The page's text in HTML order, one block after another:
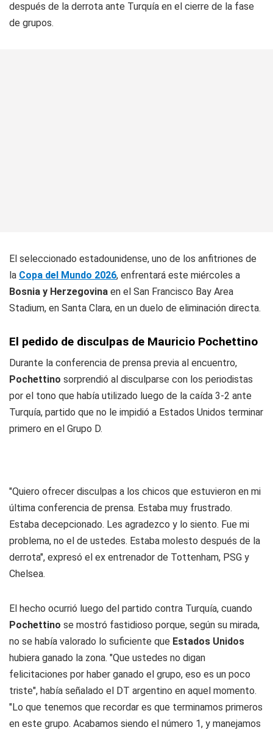
después de la derrota ante Turquía en el cierre de la fase
de grupos.
El seleccionado estadounidense, uno de los anfitriones de
la Copa del Mundo 2026, enfrentará este miércoles a
Bosnia y Herzegovina en el San Francisco Bay Area
Stadium, en Santa Clara, en un duelo de eliminación directa.
El pedido de disculpas de Mauricio Pochettino
Durante la conferencia de prensa previa al encuentro,
Pochettino sorprendió al disculparse con los periodistas
por el tono que había utilizado luego de la caída 3-2 ante
Turquía, partido que no le impidió a Estados Unidos terminar
primero en el Grupo D.
"Quiero ofrecer disculpas a los chicos que estuvieron en mi
última conferencia de prensa. Estaba muy frustrado.
Estaba decepcionado. Les agradezco y lo siento. Fue mi
problema, no el de ustedes. Estaba molesto después de la
derrota", expresó el ex entrenador de Tottenham, PSG y
Chelsea.
El hecho ocurrió luego del partido contra Turquía, cuando
Pochettino se mostró fastidioso porque, según su mirada,
no se había valorado lo suficiente que Estados Unidos
hubiera ganado la zona. "Que ustedes no digan
felicitaciones por haber ganado el grupo, eso es un poco
triste", había señalado el DT argentino en aquel momento.
"Lo que tenemos que recordar es que terminamos primeros
en este grupo. Acabamos siendo el número 1, y manejamos